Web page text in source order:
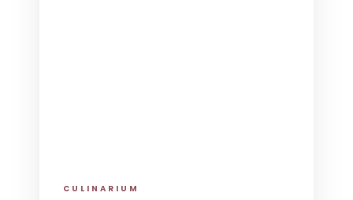
CULINARIUM